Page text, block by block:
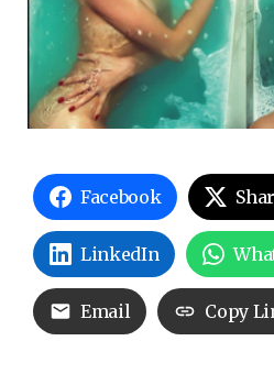
Facebook
LinkedIn
Email Copy